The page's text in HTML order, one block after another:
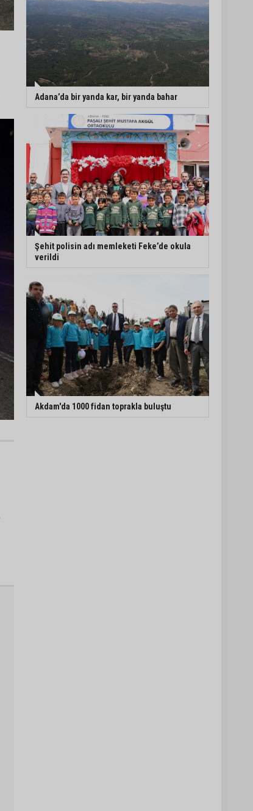
Adana’da bir yanda kar, bir yanda bahar
Şehit polisin adı memleketi Feke’de okula
verildi
Akdam'da 1000 fidan toprakla buluştu